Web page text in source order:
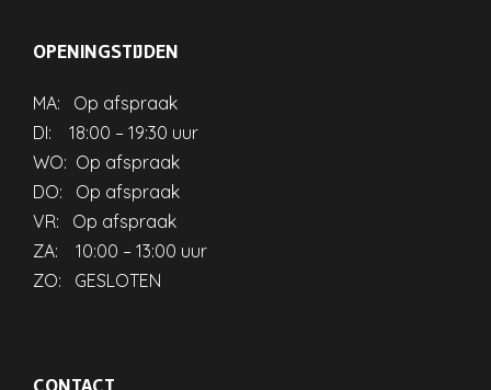
OPENINGSTIJDEN
MA: Op afspraak
DI: 18:00 – 19:30 uur
WO: Op afspraak
DO: Op afspraak
VR: Op afspraak
ZA: 10:00 – 13:00 uur
ZO: GESLOTEN